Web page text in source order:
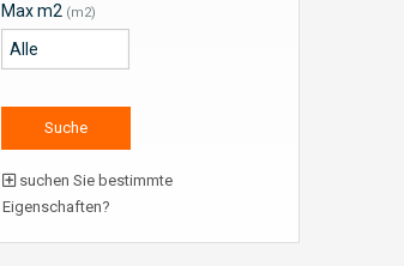
Max m2 (m2)
suchen Sie bestimmte
Eigenschaften?